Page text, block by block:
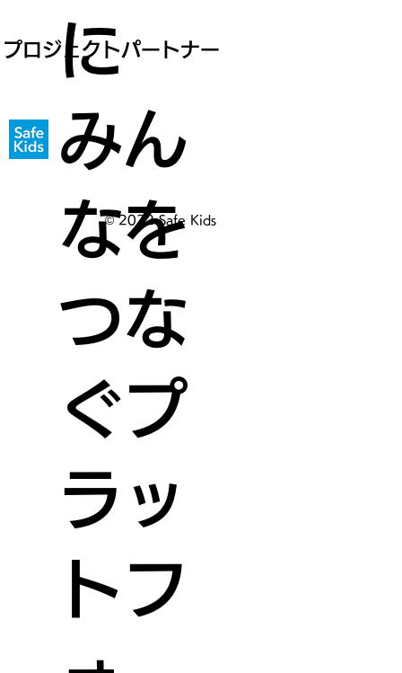
に
みん
なを
つな
ぐプ
ラッ
トフ
プロジェクトパートナー
© 2022 Safe Kids